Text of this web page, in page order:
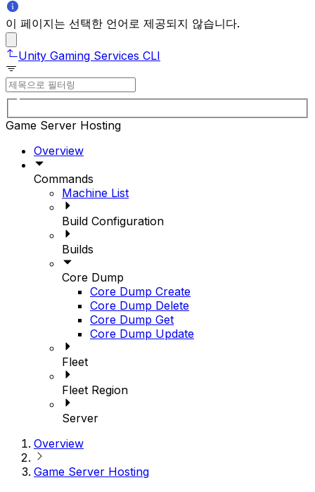
이 페이지는 선택한 언어로 제공되지 않습니다.
Unity Gaming Services CLI
Game Server Hosting
Overview
Commands
Machine List
Build Configuration
Builds
Core Dump
Core Dump Create
Core Dump Delete
Core Dump Get
Core Dump Update
Fleet
Fleet Region
Server
Overview
Game Server Hosting